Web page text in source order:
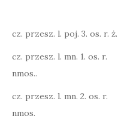
cz. przesz. l. poj. 3. os. r. ż.
cz. przesz. l. mn. 1. os. r.
nmos..
cz. przesz. l. mn. 2. os. r.
nmos.